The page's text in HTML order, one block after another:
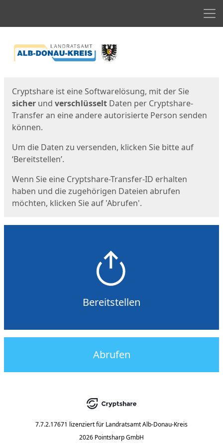
Cryptshare ist eine Softwarelösung, mit der Sie
sicher und verschlüsselt Daten per Cryptshare-
Transfer an eine andere autorisierte Person senden
können.
Um die Daten zu versenden, klicken Sie bitte auf
‘Bereitstellen’.
Wenn Sie eine Cryptshare-Transfer-ID erhalten
haben und die zugehörigen Dateien abrufen
möchten, klicken Sie auf 'Abrufen'.
Bereitstellen
Abrufen
7.7.2.17671 lizenziert für Landratsamt Alb-Donau-Kreis
2026 Pointsharp GmbH